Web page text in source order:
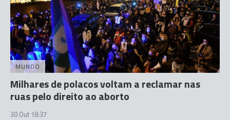
MUNDO
Milhares de polacos voltam a reclamar nas
ruas pelo direito ao aborto
30 Out 18:37